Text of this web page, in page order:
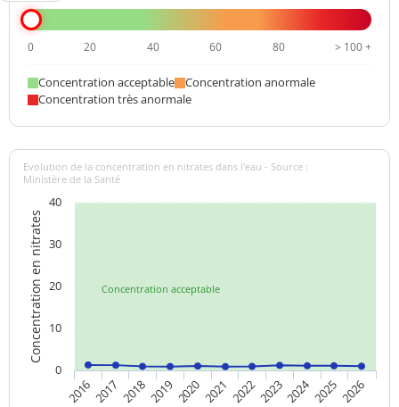
0 20 40 60 80 > 100 +
Concentration acceptable
Concentration anormale
Concentration très anormale
Concentration acceptable
Concentration en nitrates
Evolution de la concentration en nitrates dans l'eau - Source :
Ministère de la Santé
20162017 2018201920202021 20222023202420252026
0
10
20
30
40